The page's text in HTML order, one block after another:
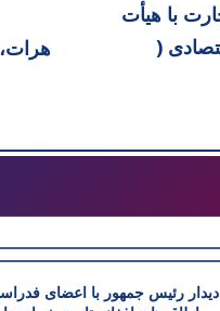
با هیأت
(
دیدار رئیس جمهور با اعضای